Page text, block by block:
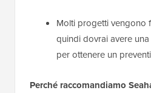
Molti progetti vengono
quindi dovrai avere
per ottenere un
Perché raccomandiamo